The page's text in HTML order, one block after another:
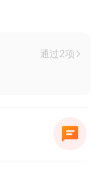
通过2项